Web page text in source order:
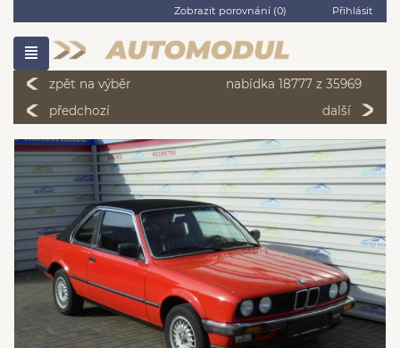
Zobrazit porovnání (0) Přihlásit
zpět na výběr
nabídka 18777 z 35969
předchozí
další